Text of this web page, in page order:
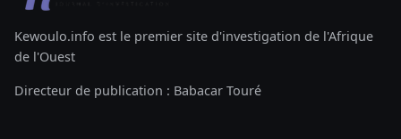
Kewoulo.info est le premier site d'investigation de l'Afrique
de l'Ouest
Directeur de publication : Babacar Touré